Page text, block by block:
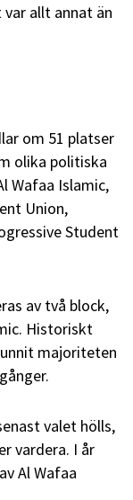
allt annat än
om 51 platser
olika politiska
Wafaa Islamic,
Union,
Student
av två block,
Historiskt
majoriteten
valet hölls,
vardera. I år
Al Wafaa